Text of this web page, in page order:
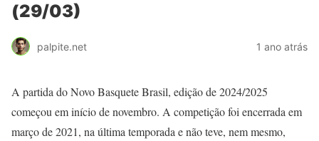
(29/03)
palpite.net 1 ano atrás
A partida do Novo Basquete Brasil, edição de 2024/2025
começou em início de novembro. A competição foi encerrada em
março de 2021, na última temporada e não teve, nem mesmo,